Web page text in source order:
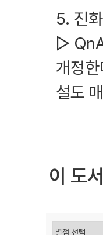
5. 진
▷
개정
설도
이 도